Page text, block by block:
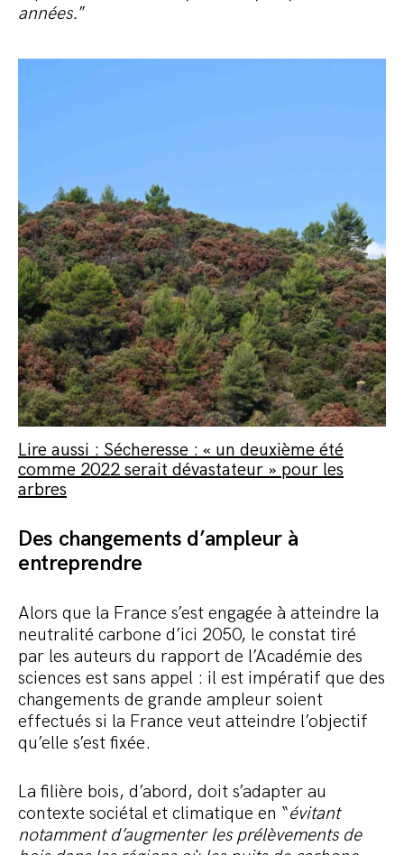
années.”
Lire aussi : Sécheresse : « un deuxième été
comme 2022 serait dévastateur » pour les
arbres
Des changements d’ampleur à
entreprendre
Alors que la France s’est engagée à atteindre la
neutralité carbone d’ici 2050, le constat tiré
par les auteurs du rapport de l’Académie des
sciences est sans appel : il est impératif que des
changements de grande ampleur soient
effectués si la France veut atteindre l’objectif
qu’elle s’est fixée.
La filière bois, d’abord, doit s’adapter au
contexte sociétal et climatique en “évitant
notamment d’augmenter les prélèvements de